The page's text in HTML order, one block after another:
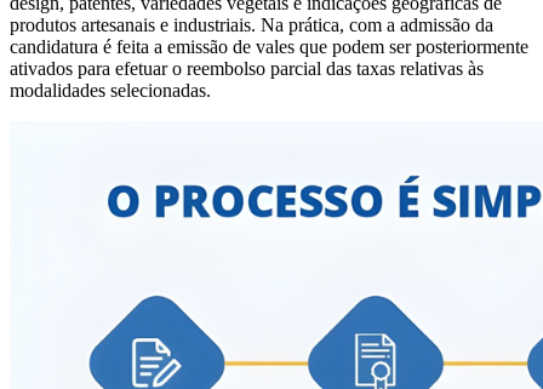
produtos artesanais e industriais. Na prática, com a admissão da
candidatura é feita a emissão de vales que podem ser posteriormente
ativados para efetuar o reembolso parcial das taxas relativas às
modalidades selecionadas.